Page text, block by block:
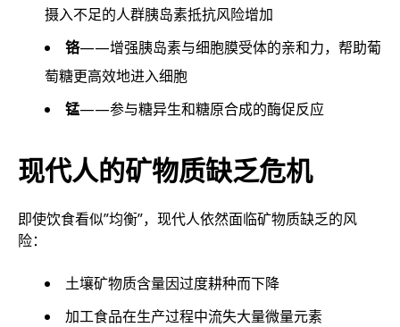
摄入不足的人群胰岛素抵抗风险增加
铬——增强胰岛素与细胞膜受体的亲和力，帮助葡
萄糖更高效地进入细胞
锰——参与糖异生和糖原合成的酶促反应
现代人的矿物质缺乏危机
即使饮食看似”均衡”，现代人依然面临矿物质缺乏的风
险：
土壤矿物质含量因过度耕种而下降
加工食品在生产过程中流失大量微量元素